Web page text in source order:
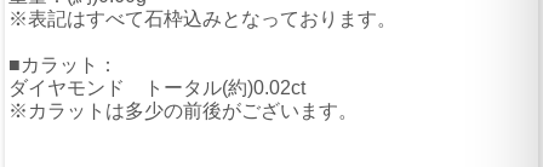
※表記はすべて石枠込みとなっております。
■カラット：
ダイヤモンド トータル(約)0.02ct
※カラットは多少の前後がございます。